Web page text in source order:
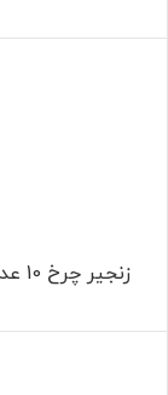
زنجیر چرخ 10 عددی قرمز